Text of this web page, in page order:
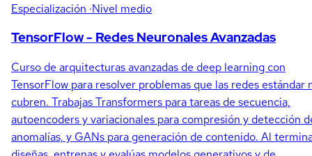
Especialización ·Nivel medio
TensorFlow - Redes Neuronales Avanzadas
Curso de arquitecturas avanzadas de deep learning con
TensorFlow para resolver problemas que las redes estándar
cubren. Trabajas Transformers para tareas de secuencia,
autoencoders y variacionales para compresión y detección
anomalías, y GANs para generación de contenido. Al